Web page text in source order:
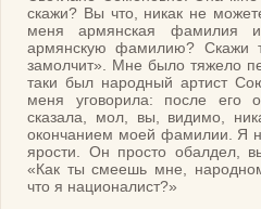
скажи? Вы что, никак не
меня армянская фамилия
армянскую фамилию? Скажи
замолчит». Мне было тяжело
таки был народный артист
меня уговорила: после его
сказала, мол, вы, видимо,
окончанием моей фамилии. Я
ярости. Он просто обалдел,
«Как ты смеешь мне,
что я националист?»